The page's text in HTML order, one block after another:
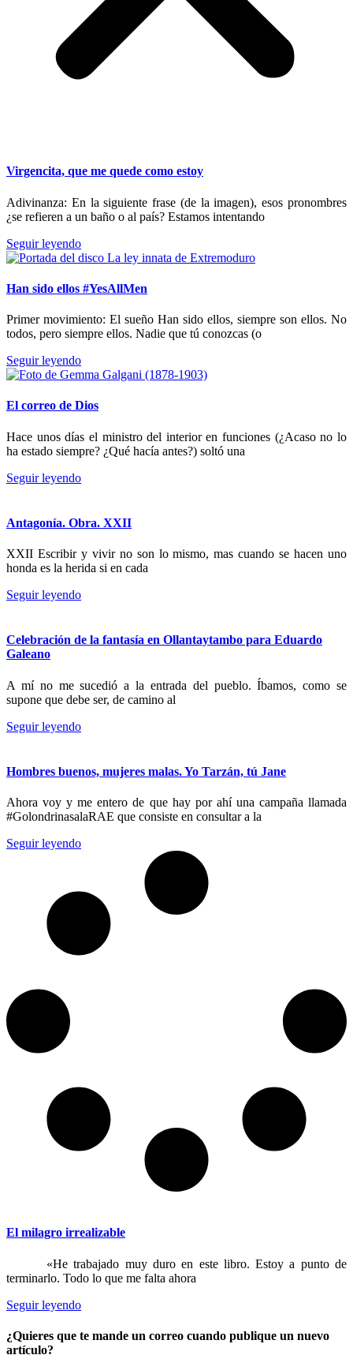
Virgencita, que me quede como estoy
Adivinanza: En la siguiente frase (de la imagen), esos pronombres
¿se refieren a un baño o al país? Estamos intentando
Seguir leyendo
Han sido ellos #YesAllMen
Primer movimiento: El sueño Han sido ellos, siempre son ellos. No
todos, pero siempre ellos. Nadie que tú conozcas (o
Seguir leyendo
El correo de Dios
Hace unos días el ministro del interior en funciones (¿Acaso no lo
ha estado siempre? ¿Qué hacía antes?) soltó una
Seguir leyendo
Antagonía. Obra. XXII
XXII Escribir y vivir no son lo mismo, mas cuando se hacen uno
honda es la herida si en cada
Seguir leyendo
Celebración de la fantasía en Ollantaytambo para Eduardo
Galeano
A mí no me sucedió a la entrada del pueblo. Íbamos, como se
supone que debe ser, de camino al
Seguir leyendo
Hombres buenos, mujeres malas. Yo Tarzán, tú Jane
Ahora voy y me entero de que hay por ahí una campaña llamada
#GolondrinasalaRAE que consiste en consultar a la
Seguir leyendo
El milagro irrealizable
«He trabajado muy duro en este libro. Estoy a punto de
terminarlo. Todo lo que me falta ahora
Seguir leyendo
¿Quieres que te mande un correo cuando publique un nuevo
artículo?